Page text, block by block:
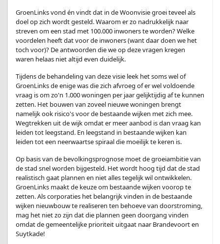
GroenLinks vond én vindt dat in de Woonvisie groei teveel als
doel op zich wordt gesteld. Waarom er zo nadrukkelijk naar
streven om een stad met 100.000 inwoners te worden? Welke
voordelen heeft dat voor de inwoners (want daar doen we het
toch voor)? De antwoorden die we op deze vragen kregen
waren helaas niet altijd even duidelijk.
Tijdens de behandeling van deze visie leek het soms wel of
GroenLinks de enige was die zich afvroeg of er wel voldoende
vraag is om zo'n 1.000 woningen per jaar gelijktijdig af te kunnen
zetten. Het bouwen van zoveel nieuwe woningen brengt
namelijk ook risico's voor de bestaande wijken met zich mee.
Wegtrekken uit de wijk omdat er meer aanbod is dan vraag kan
leiden tot leegstand. En leegstand in bestaande wijken kan
leiden tot een neerwaartse spiraal die moeilijk te keren is.
Op basis van de bevolkingsprognose moet de groeiambitie van
de stad snel worden bijgesteld. Het wordt hoog tijd dat de stad
realistisch gaat plannen en niet alles tegelijk wil ontwikkelen.
GroenLinks maakt de keuze om bestaande wijken voorop te
zetten. Als corporaties het belangrijk vinden in de bestaande
wijken nieuwbouw te realiseren ten behoeve van doorstroming,
mag het niet zo zijn dat die plannen geen doorgang vinden
omdat de gemeentelijke prioriteit uitgaat naar Brandevoort en
Suytkade!